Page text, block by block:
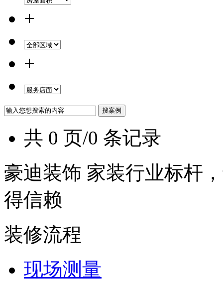
+
+
共 0 页/0 条记录
豪迪装饰 家装行业标杆
得信赖
装修流程
现场测量